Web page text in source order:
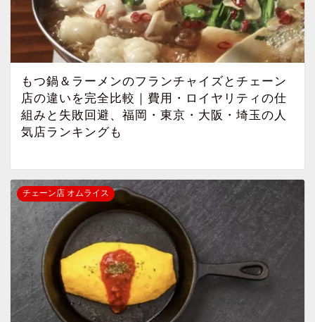
もつ鍋＆ラーメンのフランチャイズとチェーン
店の違いを完全比較｜費用・ロイヤリティの仕
組みと失敗回避、福岡・東京・大阪・埼玉の人
気店ランキングも
チェーン店 オムライス